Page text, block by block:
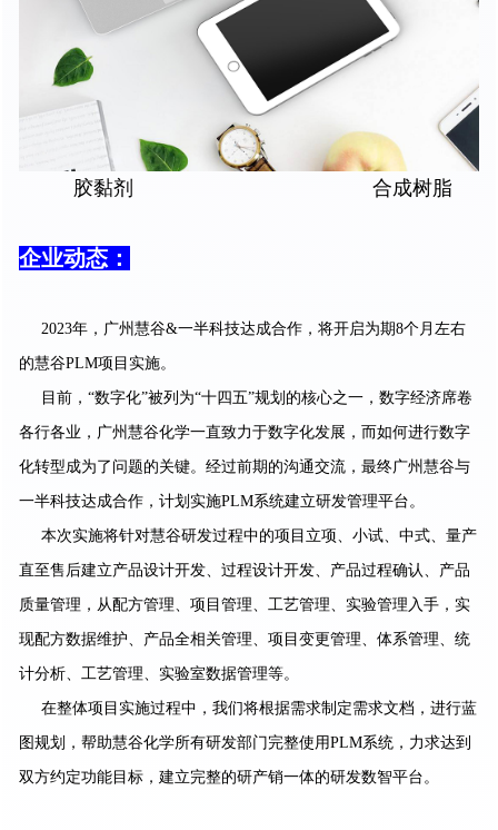
胶黏剂 合成树脂
企业动态：
2023年，广州慧谷&一半科技达成合作，将开启为期8个月左右
的慧谷PLM项目实施。
目前，“数字化”被列为“十四五”规划的核心之一，数字经济席卷
各行各业，广州慧谷化学一直致力于数字化发展，而如何进行数字
化转型成为了问题的关键。经过前期的沟通交流，最终广州慧谷与
一半科技达成合作，计划实施PLM系统建立研发管理平台。
本次实施将针对慧谷研发过程中的项目立项、小试、中式、量产
直至售后建立产品设计开发、过程设计开发、产品过程确认、产品
质量管理，从配方管理、项目管理、工艺管理、实验管理入手，实
现配方数据维护、产品全相关管理、项目变更管理、体系管理、统
计分析、工艺管理、实验室数据管理等。
在整体项目实施过程中，我们将根据需求制定需求文档，进行蓝
图规划，帮助慧谷化学所有研发部门完整使用PLM系统，力求达到
双方约定功能目标，建立完整的研产销一体的研发数智平台。